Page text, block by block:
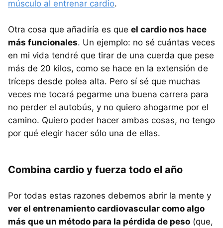
músculo al entrenar cardio.
Otra cosa que añadiría es que el cardio nos hace
más funcionales. Un ejemplo: no sé cuántas veces
en mi vida tendré que tirar de una cuerda que pese
más de 20 kilos, como se hace en la extensión de
tríceps desde polea alta. Pero sí sé que muchas
veces me tocará pegarme una buena carrera para
no perder el autobús, y no quiero ahogarme por el
camino. Quiero poder hacer ambas cosas, no tengo
por qué elegir hacer sólo una de ellas.
Combina cardio y fuerza todo el año
Por todas estas razones debemos abrir la mente y
ver el entrenamiento cardiovascular como algo
más que un método para la pérdida de peso (que,